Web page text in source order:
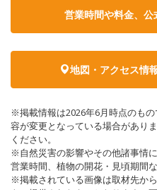
営業時間や料金、
地図・アクセス情
※掲載情報は2026年6月時点のも
容が変更となっている場合があり
ください。
※自然災害の影響やその他諸事情
営業時間、植物の開花・見頃期間
※掲載されている画像は取材先か